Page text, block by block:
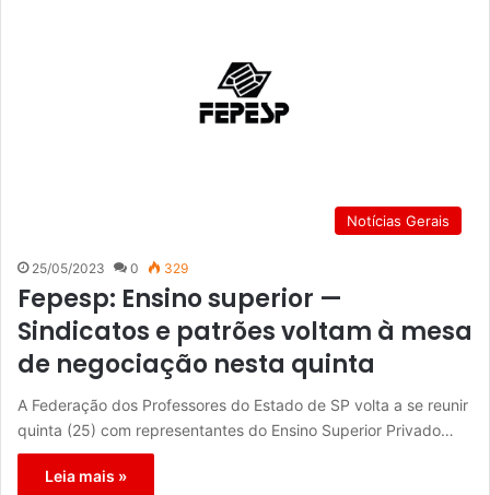
Notícias Gerais
25/05/2023 0 329
Fepesp: Ensino superior —
Sindicatos e patrões voltam à mesa
de negociação nesta quinta
A Federação dos Professores do Estado de SP volta a se reunir
quinta (25) com representantes do Ensino Superior Privado…
Leia mais »